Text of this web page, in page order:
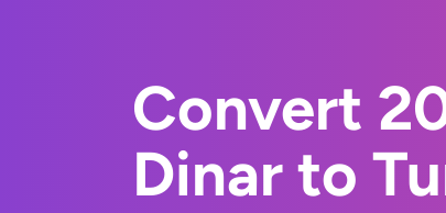
Convert
Dinar to